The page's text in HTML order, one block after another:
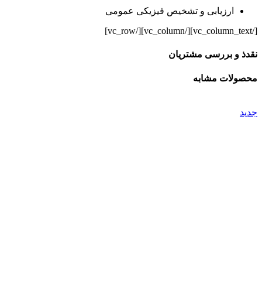
ارزیابی و تشخیص فیزیکی عمومی
[/vc_column_text][/vc_column][/vc_row]
نقدذ و بررسی مشتریان
محصولات مشابه
جدید